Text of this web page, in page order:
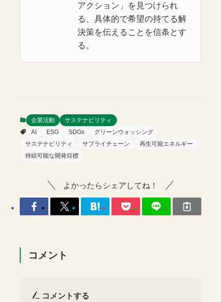
アクション」を見つけられ
る、具体的で希望の持てる解
決策を伝えることを信条とす
る。
企業活動
サステナビリティ
AI
ESG SDGs
グリーンウォッシング
サステナビリティ
サプライチェーン
再生可能エネルギー
持続可能な開発目標
よかったらシェアしてね！
コメント
コメントする